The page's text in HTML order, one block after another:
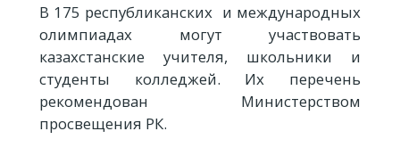
В 175 республиканских и международных
олимпиадах могут участвовать
казахстанские учителя, школьники и
студенты колледжей. Их перечень
рекомендован Министерством
просвещения РК.